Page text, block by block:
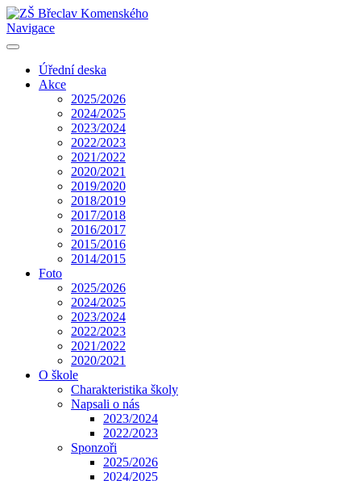
Navigace
Úřední deska
Akce
2025/2026
2024/2025
2023/2024
2022/2023
2021/2022
2020/2021
2019/2020
2018/2019
2017/2018
2016/2017
2015/2016
2014/2015
Foto
2025/2026
2024/2025
2023/2024
2022/2023
2021/2022
2020/2021
O škole
Charakteristika školy
Napsali o nás
2023/2024
2022/2023
Sponzoři
2025/2026
2024/2025